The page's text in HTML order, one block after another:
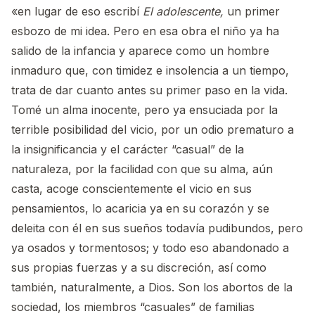
«en lugar de eso escribí El adolescente, un primer
esbozo de mi idea. Pero en esa obra el niño ya ha
salido de la infancia y aparece como un hombre
inmaduro que, con timidez e insolencia a un tiempo,
trata de dar cuanto antes su primer paso en la vida.
Tomé un alma inocente, pero ya ensuciada por la
terrible posibilidad del vicio, por un odio prematuro a
la insignificancia y el carácter “casual” de la
naturaleza, por la facilidad con que su alma, aún
casta, acoge conscientemente el vicio en sus
pensamientos, lo acaricia ya en su corazón y se
deleita con él en sus sueños todavía pudibundos, pero
ya osados y tormentosos; y todo eso abandonado a
sus propias fuerzas y a su discreción, así como
también, naturalmente, a Dios. Son los abortos de la
sociedad, los miembros “casuales” de familias